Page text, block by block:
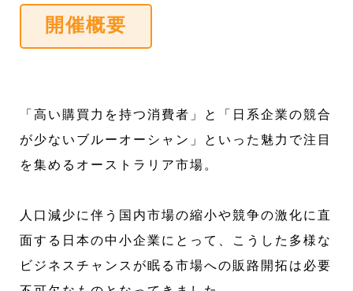
開催概要
「高い購買力を持つ消費者」と「日系企業の競合
が少ないブルーオーシャン」といった魅力で注目
を集めるオーストラリア市場。
人口減少に伴う国内市場の縮小や競争の激化に直
面する日本の中小企業にとって、こうした多様な
ビジネスチャンスが眠る市場への販路開拓は必要